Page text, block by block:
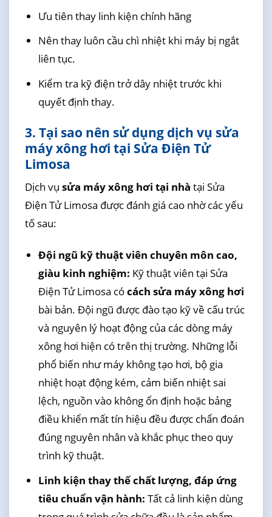
Ưu tiên thay linh kiện chính hãng
Nên thay luôn cầu chì nhiệt khi máy bị ngắt
liên tục.
Kiểm tra kỹ điện trở dây nhiệt trước khi
quyết định thay.
3. Tại sao nên sử dụng dịch vụ sửa
máy xông hơi tại Sửa Điện Tử
Limosa
Dịch vụ sửa máy xông hơi tại nhà tại Sửa
Điện Tử Limosa được đánh giá cao nhờ các yếu
tố sau:
Đội ngũ kỹ thuật viên chuyên môn cao,
giàu kinh nghiệm: Kỹ thuật viên tại Sửa
Điện Tử Limosa cócách sửa máy xông hơi
bài bản. Đội ngũ được đào tạo kỹ về cấu trúc
và nguyên lý hoạt động của các dòng máy
xông hơi hiện có trên thị trường. Những lỗi
phổ biến như máy không tạo hơi, bộ gia
nhiệt hoạt động kém, cảm biến nhiệt sai
lệch, nguồn vào không ổn định hoặc bảng
điều khiển mất tín hiệu đều được chẩn đoán
đúng nguyên nhân và khắc phục theo quy
trình kỹ thuật.
Linh kiện thay thế chất lượng, đáp ứng
tiêu chuẩn vận hành: Tất cả linh kiện dùng